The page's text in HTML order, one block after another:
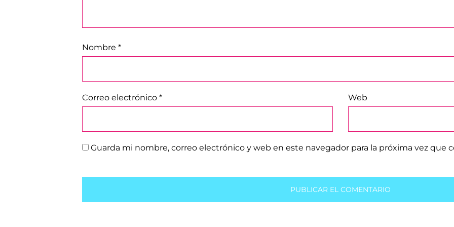
Nombre *
Correo electrónico * Web
Guarda mi nombre, correo electrónico y web en este navegador para la próxima vez que